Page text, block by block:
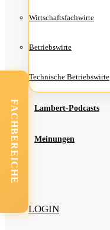
Wirt­schafts­fach­wir­te
Betriebs­wir­te
Tech­ni­sche Betriebswirte
Lam­­bert-Pod­­casts
Mei­nun­gen
LOGIN
FACHBEREICHE